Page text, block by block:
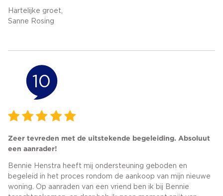
Hartelijke groet,
Sanne Rosing
10
Zeer tevreden met de uitstekende begeleiding. Absoluut
een aanrader!
Bennie Henstra heeft mij ondersteuning geboden en
begeleid in het proces rondom de aankoop van mijn nieuwe
woning. Op aanraden van een vriend ben ik bij Bennie